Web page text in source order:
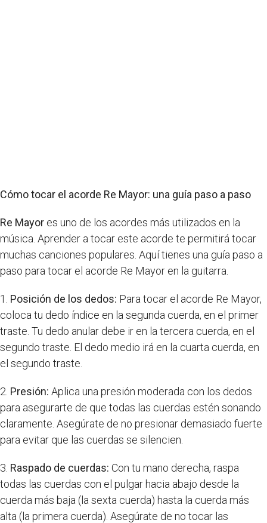
Cómo tocar el acorde Re Mayor: una guía paso a paso
Re Mayor es uno de los acordes más utilizados en la
música. Aprender a tocar este acorde te permitirá tocar
muchas canciones populares. Aquí tienes una guía paso a
paso para tocar el acorde Re Mayor en la guitarra.
1. Posición de los dedos: Para tocar el acorde Re Mayor,
coloca tu dedo índice en la segunda cuerda, en el primer
traste. Tu dedo anular debe ir en la tercera cuerda, en el
segundo traste. El dedo medio irá en la cuarta cuerda, en
el segundo traste.
2. Presión: Aplica una presión moderada con los dedos
para asegurarte de que todas las cuerdas estén sonando
claramente. Asegúrate de no presionar demasiado fuerte
para evitar que las cuerdas se silencien.
3. Raspado de cuerdas: Con tu mano derecha, raspa
todas las cuerdas con el pulgar hacia abajo desde la
cuerda más baja (la sexta cuerda) hasta la cuerda más
alta (la primera cuerda). Asegúrate de no tocar las